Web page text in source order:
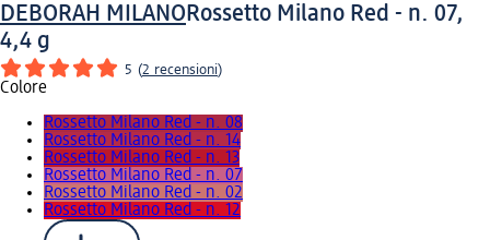
DEBORAH MILANORossetto Milano Red - n. 07,
4,4 g
5 (2 recensioni)
Colore
Rossetto Milano Red - n. 08
Rossetto Milano Red - n. 14
Rossetto Milano Red - n. 13
Rossetto Milano Red - n. 07
Rossetto Milano Red - n. 02
Rossetto Milano Red - n. 12